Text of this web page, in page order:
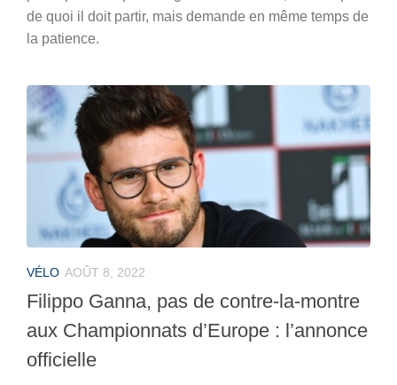
de quoi il doit partir, mais demande en même temps de
la patience.
VÉLO AOÛT 8, 2022
Filippo Ganna, pas de contre-la-montre
aux Championnats d’Europe : l’annonce
officielle